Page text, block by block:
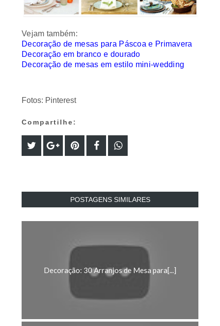
Vejam também:
Decoração de mesas para Páscoa e Primavera
Decoração em branco e dourado
Decoração de mesas em estilo mini-wedding
Fotos: Pinterest
Compartilhe:
POSTAGENS SIMILARES
Decoração: 30 Arranjos de Mesa para[...]